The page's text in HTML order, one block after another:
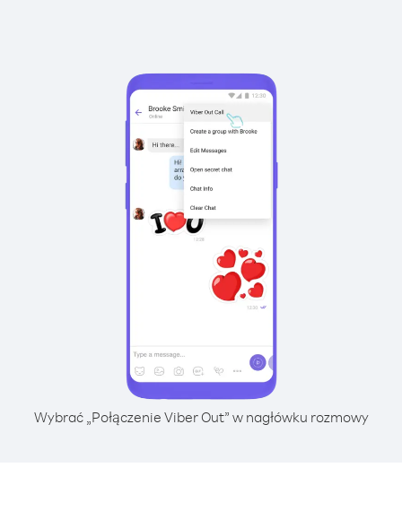
Wybrać „Połączenie Viber Out” w nagłówku rozmowy